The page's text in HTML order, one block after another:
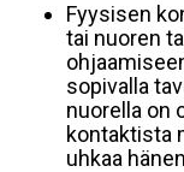
Fyysisen
tai nuoren
sopivalla
nuorella on
kontaktista
uhkaa